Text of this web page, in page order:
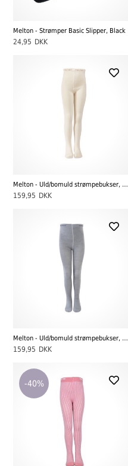
Melton - Strømper Basic Slipper, Black
24,95 DKK
Melton - Uld/bomuld strømpebukser, Offwhite
159,95 DKK
Melton - Uld/bomuld strømpebukser, Light grey melange
159,95 DKK
-40%